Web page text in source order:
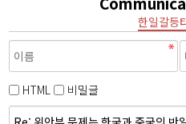
한일갈등
HTML 비밀글